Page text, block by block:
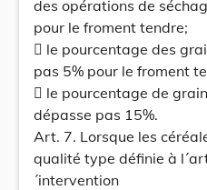
des opérations de
pour le froment tendre;
 le pourcentage des
pas 5% pour le froment
 le pourcentage de
dépasse pas 15%.
Art. 7. Lorsque les
qualité type définie à
´intervention